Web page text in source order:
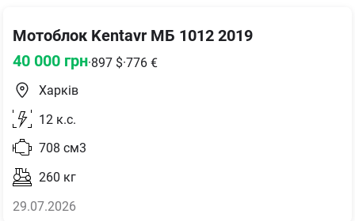
Мотоблок Kentavr МБ 1012 2019
40 000 грн·897 $·776 €
Харків
12 к.с.
708 см3
260 кг
29.07.2026